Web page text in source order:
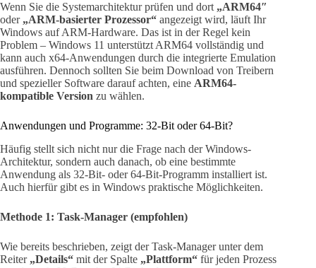
Wenn Sie die Systemarchitektur prüfen und dort „ARM64″
oder „ARM-basierter Prozessor“ angezeigt wird, läuft Ihr
Windows auf ARM-Hardware. Das ist in der Regel kein
Problem – Windows 11 unterstützt ARM64 vollständig und
kann auch x64-Anwendungen durch die integrierte Emulation
ausführen. Dennoch sollten Sie beim Download von Treibern
und spezieller Software darauf achten, eine ARM64-
kompatible Version zu wählen.
Anwendungen und Programme: 32-Bit oder 64-Bit?
Häufig stellt sich nicht nur die Frage nach der Windows-
Architektur, sondern auch danach, ob eine bestimmte
Anwendung als 32-Bit- oder 64-Bit-Programm installiert ist.
Auch hierfür gibt es in Windows praktische Möglichkeiten.
Methode 1: Task-Manager (empfohlen)
Wie bereits beschrieben, zeigt der Task-Manager unter dem
Reiter „Details“ mit der Spalte „Plattform“ für jeden Prozess